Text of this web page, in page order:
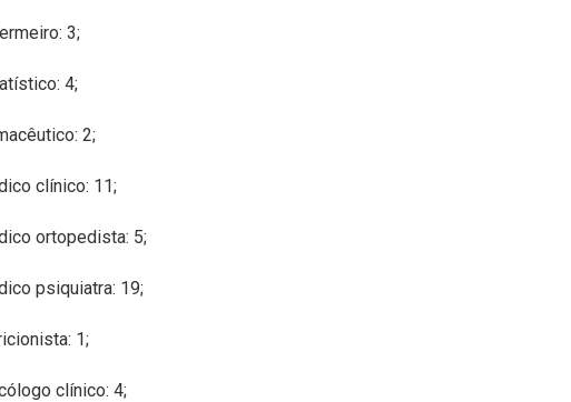
3;
4;
2;
clínico: 11;
ortopedista: 5;
psiquiatra: 19;
1;
clínico: 4;